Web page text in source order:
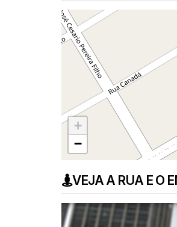
+
−
VEJA A RUA E O